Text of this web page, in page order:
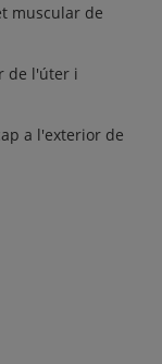
muscular de
de l'úter i
a l'exterior de